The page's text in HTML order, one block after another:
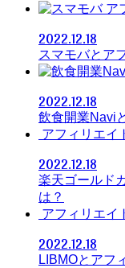
ア
2022.12.18
スマモバとア
2022.12.18
飲食開業Navi
アフィリエイ
2022.12.18
楽天ゴールド
は？
アフィリエイ
2022.12.18
LIBMOとアフ